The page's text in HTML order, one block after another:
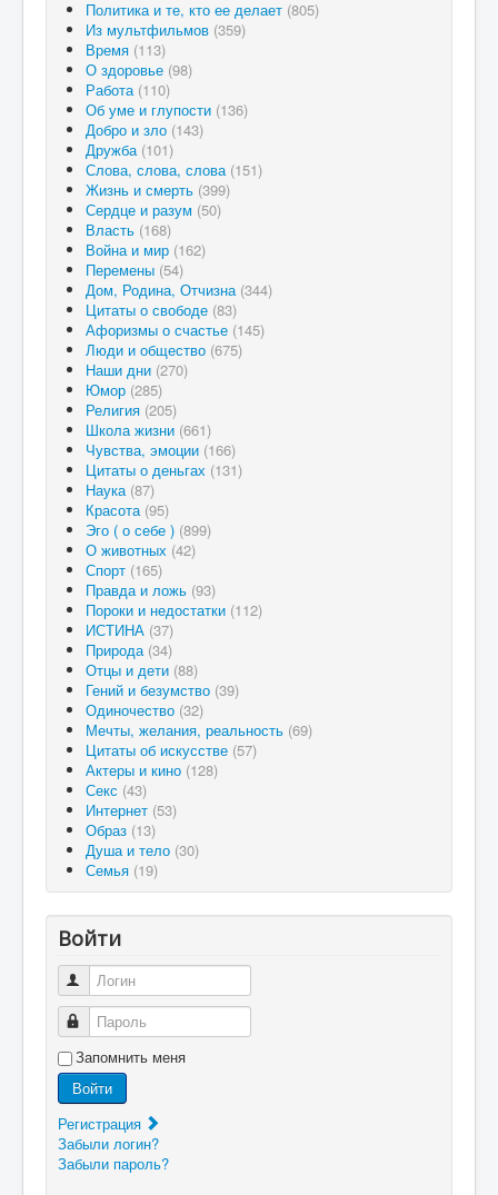
Политика и те, кто ее делает (805)
Из мультфильмов (359)
Время (113)
О здоровье (98)
Работа (110)
Об уме и глупости (136)
Добро и зло (143)
Дружба (101)
Слова, слова, слова (151)
Жизнь и смерть (399)
Сердце и разум (50)
Власть (168)
Война и мир (162)
Перемены (54)
Дом, Родина, Отчизна (344)
Цитаты о свободе (83)
Афоризмы о счастье (145)
Люди и общество (675)
Наши дни (270)
Юмор (285)
Религия (205)
Школа жизни (661)
Чувства, эмоции (166)
Цитаты о деньгах (131)
Наука (87)
Красота (95)
Эго ( о себе ) (899)
О животных (42)
Спорт (165)
Правда и ложь (93)
Пороки и недостатки (112)
ИСТИНА (37)
Природа (34)
Отцы и дети (88)
Гений и безумство (39)
Одиночество (32)
Мечты, желания, реальность (69)
Цитаты об искусстве (57)
Актеры и кино (128)
Секс (43)
Интернет (53)
Образ (13)
Душа и тело (30)
Семья (19)
Войти
Логин
Пароль
Запомнить меня
Войти
Регистрация
Забыли логин?
Забыли пароль?